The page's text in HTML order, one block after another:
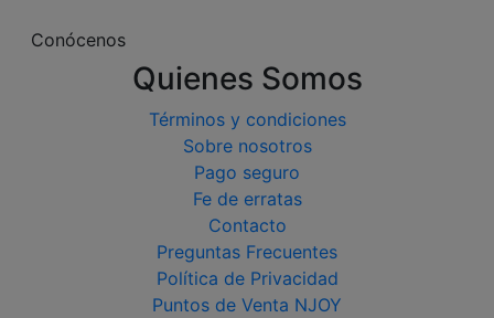
Conócenos
Quienes Somos
Términos y condiciones
Sobre nosotros
Pago seguro
Fe de erratas
Contacto
Preguntas Frecuentes
Política de Privacidad
Puntos de Venta NJOY